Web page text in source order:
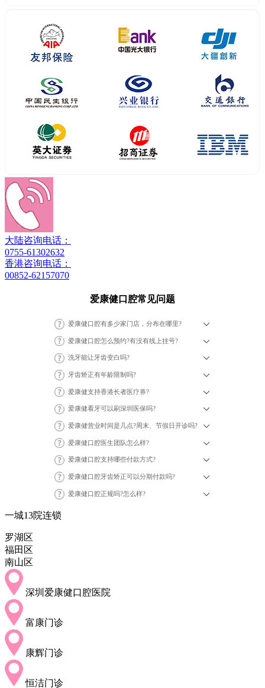
大陆咨询电话：
0755-61302632
香港咨询电话：
00852-62157070
爱康健口腔常见问题
爱康健口腔有多少家门店，分布在哪里?
爱康健口腔怎么预约?有没有线上挂号?
洗牙能让牙齿变白吗?
牙齿矫正有年龄限制吗?
爱康健支持香港长者医疗券?
爱康健看牙可以刷深圳医保吗?
爱康健营业时间是几点?周末、节假日开诊吗?
爱康健口腔医生团队怎么样?
爱康健口腔支持哪些付款方式?
爱康健口腔牙齿矫正可以分期付款吗?
爱康健口腔正规吗?怎么样?
一城13院连锁
罗湖区
福田区
南山区
深圳爱康健口腔医院
富康门诊
康辉门诊
恒洁门诊